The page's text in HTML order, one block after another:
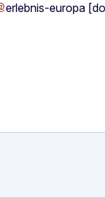
erlebnis-europa